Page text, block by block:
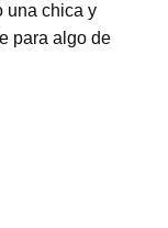
una chica y
para algo de